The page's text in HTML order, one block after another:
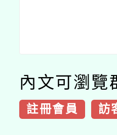
內文可瀏覽
註冊會員 訪